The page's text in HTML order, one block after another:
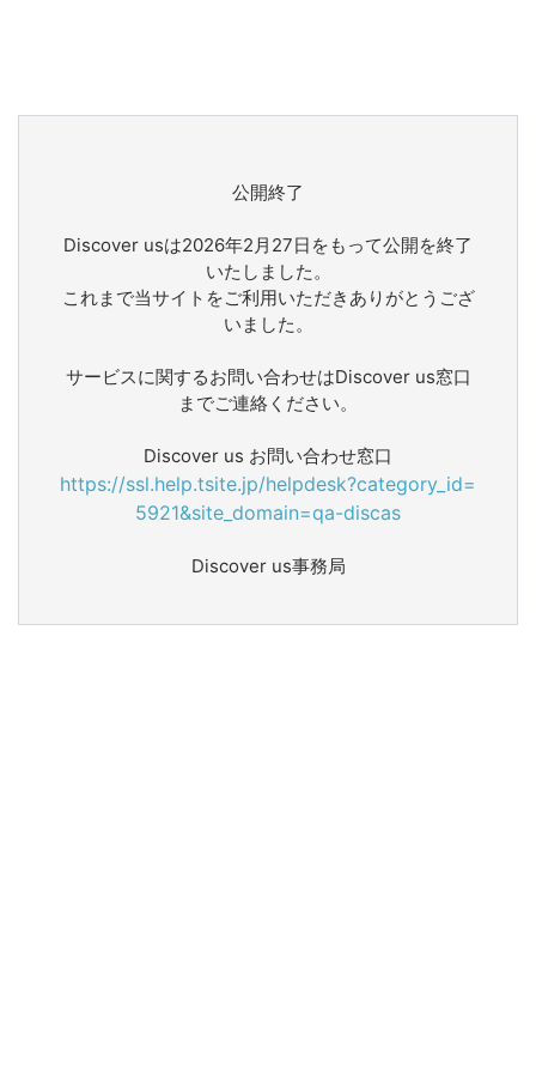
公開終了
Discover usは2026年2月27日をもって公開を終了
いたしました。
これまで当サイトをご利用いただきありがとうござ
いました。
サービスに関するお問い合わせはDiscover us窓口
までご連絡ください。
Discover us お問い合わせ窓口
https://ssl.help.tsite.jp/helpdesk?category_id=
5921&site_domain=qa-discas
Discover us事務局